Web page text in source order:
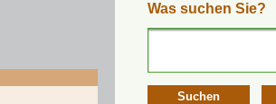
Was suchen Sie?
Suchen